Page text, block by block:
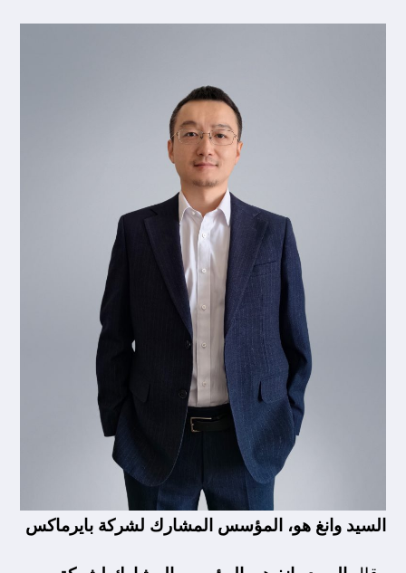
السيد وانغ هو، المؤسس المشارك لشركة بايرماكس